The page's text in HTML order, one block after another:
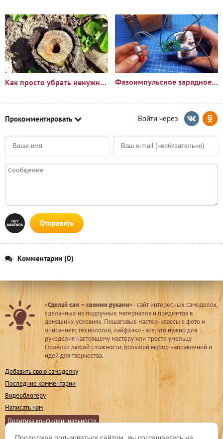
Как просто убрать ненужный пень?🪵 Фазоимпульсное зарядное устройство своими руками
Прокомментировать
Отправить
Комментарии (0)
«Сделай сам – своими руками» - сайт интересных самоделок,
сделанных из подручных материалов и предметов в
домашних условиях. Пошаговые мастер-классы с фото и
описанием, технологии, лайфхаки - все, что нужно для
рукоделия настоящему мастеру или просто умельцу.
Поделки любой сложности, большой выбор направлений и
идей для творчества.
Добавить свою самоделку
Последние комментарии
Видеоблогеру
Написать нам
Политика конфиденциальности